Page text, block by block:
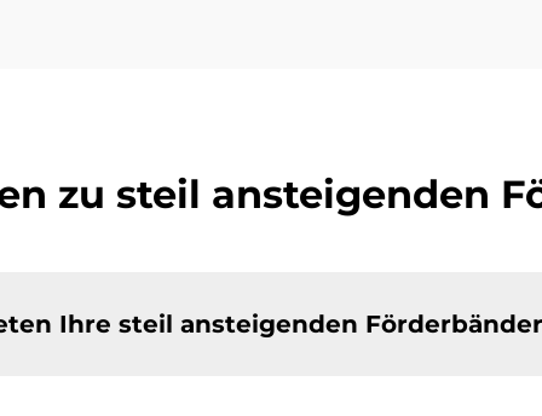
zu steil ansteigenden
Ihre steil ansteigenden